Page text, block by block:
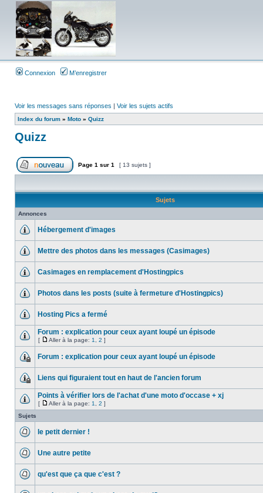
Connexion M’enregistrer
Voir les messages sans réponses | Voir les sujets actifs
Index du forum » Moto » Quizz
Quizz
Page 1 sur 1 [ 13 sujets ]
Sujets
Annonces
Hébergement d'images
Mettre des photos dans les messages (Casimages)
Casimages en remplacement d'Hostingpics
Photos dans les posts (suite à fermeture d'Hostingpics)
Hosting Pics a fermé
Forum : explication pour ceux ayant loupé un épisode
[ Aller à la page: 1 2 ]
Forum : explication pour ceux ayant loupé un épisode
Liens qui figuraient tout en haut de l'ancien forum
Points à vérifier lors de l'achat d'une moto d'occase + xj
[ Aller à la page: 1 2 ]
Sujets
le petit dernier !
Une autre petite
qu'est que ça que c'est ?